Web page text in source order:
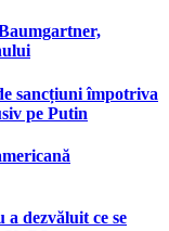
sancțiuni împotriva
pe Putin
dezvăluit ce se